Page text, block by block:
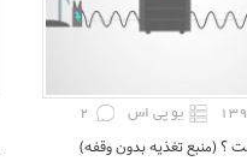
یو پی اس 2
؟ (منبع تغذیه بدون وقفه)